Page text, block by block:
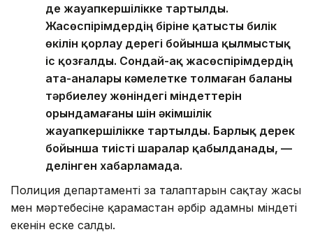
де жауапкершілікке тартылды.
Жасөспірімдердің біріне қатысты билік
өкілін қорлау дерегі бойынша қылмыстық
іс қозғалды. Сондай-ақ жасөспірімдердің
ата-аналары кәмелетке толмаған баланы
тәрбиелеу жөніндегі міндеттерін
орындамағаны үшін әкімшілік
жауапкершілікке тартылды. Барлық дерек
бойынша тиісті шаралар қабылданады, —
делінген хабарламада.
Полиция департаменті заң талаптарын сақтау жасы
мен мәртебесіне қарамастан әрбір адамның міндеті
екенін еске салды.